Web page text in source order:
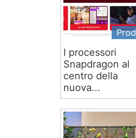
I processori
Snapdragon al
centro della
nuova...